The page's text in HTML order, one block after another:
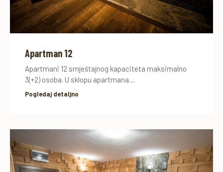
Apartman 12
Apartmani 12 smještajnog kapaciteta maksimalno
3(+2) osoba. U sklopu apartmana…
Pogledaj detaljno